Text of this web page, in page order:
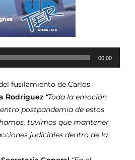
00:00
fusilamiento de Carlos
Rodríguez “Toda la emoción
postpandemia de estos
tuvimos que mantener
judiciales dentro de la